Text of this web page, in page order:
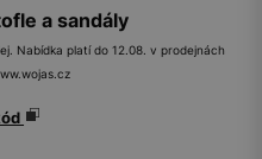
a sandály
Nabídka platí do 12.08. v prodejnách